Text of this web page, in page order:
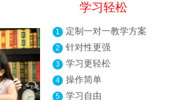
学习轻松
1 定制一对一教学方案
2 针对性更强
3 学习更轻松
4 操作简单
5 学习自由